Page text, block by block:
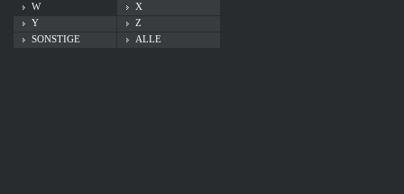
W
X
Y
Z
SONSTIGE
ALLE